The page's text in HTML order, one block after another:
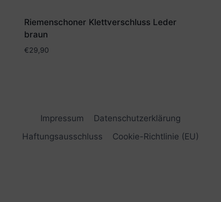
Riemenschoner Klettverschluss Leder
braun
€29,90
Impressum
Datenschutzerklärung
Haftungsausschluss
Cookie-Richtlinie (EU)